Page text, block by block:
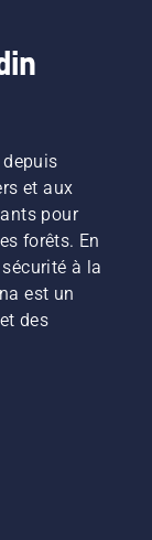
et aux
pour
forêts. En
à la
est un
des